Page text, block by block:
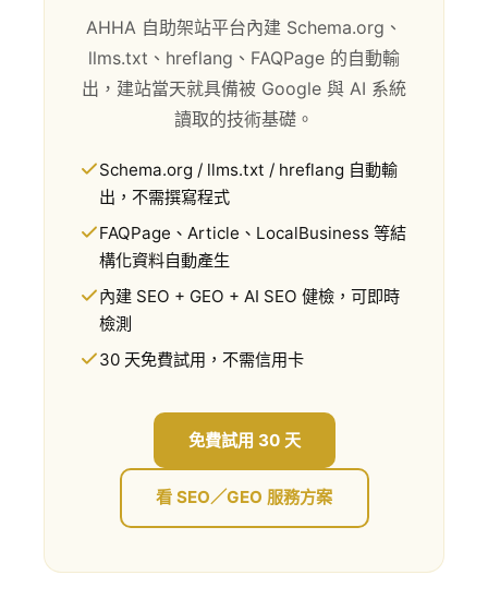
AHHA 自助架站平台內建 Schema.org、
llms.txt、hreflang、FAQPage 的自動輸
出，建站當天就具備被 Google 與 AI 系統
讀取的技術基礎。
Schema.org / llms.txt / hreflang 自動輸
出，不需撰寫程式
FAQPage、Article、LocalBusiness 等結
構化資料自動產生
內建 SEO + GEO + AI SEO 健檢，可即時
檢測
30 天免費試用，不需信用卡
免費試用 30 天
看 SEO／GEO 服務方案